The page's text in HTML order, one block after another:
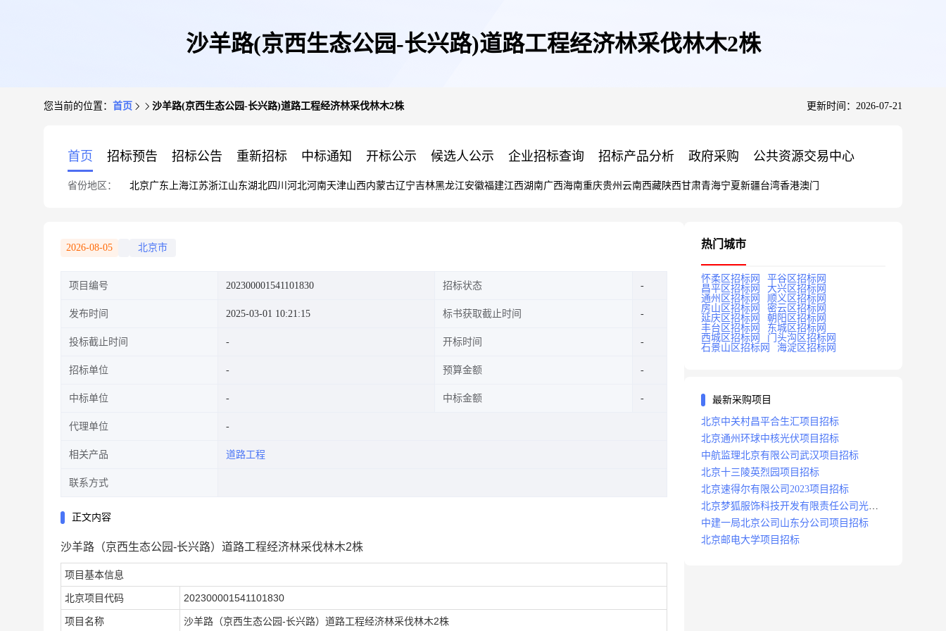
沙羊路(京西生态公园-长兴路)道路工程经济林采伐林木2株
您当前的位置： 首页 沙羊路(京西生态公园-长兴路)道路工程经济林采伐林木2株 更新时间：2026-07-21
首页 招标预告 招标公告 重新招标 中标通知 开标公示 候选人公示 企业招标查询 招标产品分析 政府采购 公共资源交易中心
省份地区： 北京广东 上海江苏浙江山东湖北四川 河北河南天津山西内蒙古辽宁吉林黑龙江安徽福建江西湖南广西海南重庆贵州 云南西藏陕西甘肃青海宁夏新疆台湾香港澳门
2026-08-05 北京市
项目编号 202300001541101830 招标状态
发布时间 2025-03-01 10:21:15 标书获取截止时间
投标截止时间 开标时间
招标单位 预算金额
中标单位 中标金额
代理单位
相关产品 道路工程
联系方式
正文内容
沙羊路（京西生态公园-长兴路）道路工程经济林采伐林木2株
项目基本信息
北京项目代码 202300001541101830
项目名称 沙羊路（京西生态公园-长兴路）道路工程经济林采伐林木2株
热门城市
怀柔区招标网
平谷区招标网
昌平区招标网
大兴区招标网
通州区招标网
顺义区招标网
房山区招标网
密云区招标网
延庆区招标网
朝阳区招标网
丰台区招标网
东城区招标网
西城区招标网
门头沟区招标网
石景山区招标网
海淀区招标网
最新采购项目
北京中关村昌平合生汇项目招标
北京通州环球中核光伏项目招标
中航监理北京有限公司武汉项目招标
北京十三陵英烈园项目招标
北京速得尔有限公司2023项目招标
北京梦狐服饰科技开发有限责任公司光绿
能项目招标公告
中建一局北京公司山东分公司项目招标
北京邮电大学项目招标